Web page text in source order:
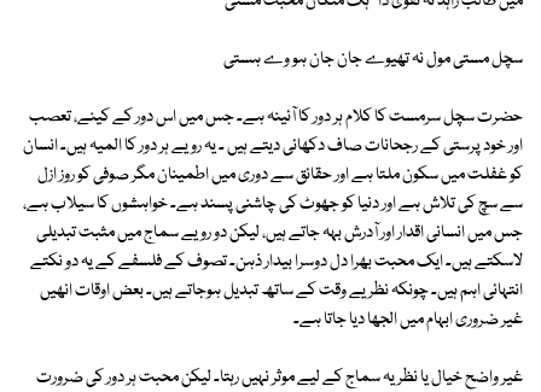
سچل مستی مول نہ تھیوے جان جان ہو وے ہستی
حضرت سچل سرمست کا کلام ہر دور کا آئینہ ہے۔ جس میں اس دور کے کینے، تعصب
اور خود پرستی کے رجحانات صاف دکھائی دیتے ہیں ۔ یہ رویے ہر دور کا المیہ ہیں۔ انسان
کو غفلت میں سکون ملتا ہے اور حقائق سے دوری میں اطمینان مگر صوفی کو روز ازل
سے سچ کی تلاش ہے اور دنیا کو جھوٹ کی چاشنی پسند ہے۔ خواہشوں کا سیلاب ہے،
جس میں انسانی اقدار اور آدرش بہہ جاتے ہیں، لیکن دو رویے سماج میں مثبت تبدیلی
لاسکتے ہیں۔ ایک محبت بھرا دل دوسرا بیدار ذہن۔ تصوف کے فلسفے کے یہ دو نکتے
انتہائی اہم ہیں۔ چونکہ نظریے وقت کے ساتھ تبدیل ہوجاتے ہیں۔ بعض اوقات انھیں
غیر ضروری ابہام میں الجھا دیا جاتا ہے۔
غیر واضح خیال یا نظریہ سماج کے لیے موثر نہیں رہتا۔ لیکن محبت ہر دور کی ضرورت